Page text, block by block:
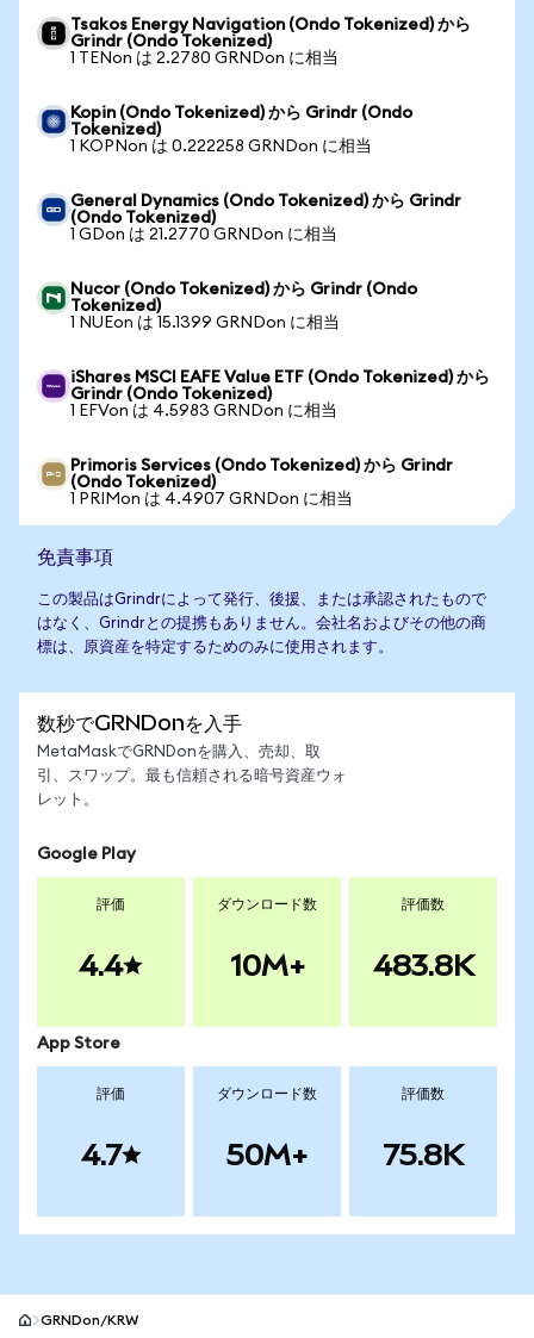
Tsakos Energy Navigation (Ondo Tokenized) から
Grindr (Ondo Tokenized)
1 TENon は 2.2780 GRNDon に相当
Kopin (Ondo Tokenized) から Grindr (Ondo
Tokenized)
1 KOPNon は 0.222258 GRNDon に相当
General Dynamics (Ondo Tokenized) から Grindr
(Ondo Tokenized)
1 GDon は 21.2770 GRNDon に相当
Nucor (Ondo Tokenized) から Grindr (Ondo
Tokenized)
1 NUEon は 15.1399 GRNDon に相当
iShares MSCI EAFE Value ETF (Ondo Tokenized) から
Grindr (Ondo Tokenized)
1 EFVon は 4.5983 GRNDon に相当
Primoris Services (Ondo Tokenized) から Grindr
(Ondo Tokenized)
1 PRIMon は 4.4907 GRNDon に相当
免責事項
この製品はGrindrによって発行、後援、または承認されたもので
はなく、Grindrとの提携もありません。会社名およびその他の商
標は、原資産を特定するためのみに使用されます。
数秒でGRNDonを入手
MetaMaskでGRNDonを購入、売却、取
引、スワップ。最も信頼される暗号資産ウォ
レット。
Google Play
評価
4.4
ダウンロード数
10M+
評価数
483.8K
App Store
評価
4.7
ダウンロード数
50M+
評価数
75.8K
GRNDon/KRW